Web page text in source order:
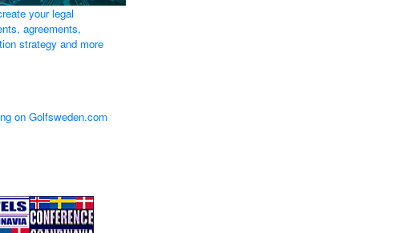
your legal
agreements,
strategy and more
on Golfsweden.com